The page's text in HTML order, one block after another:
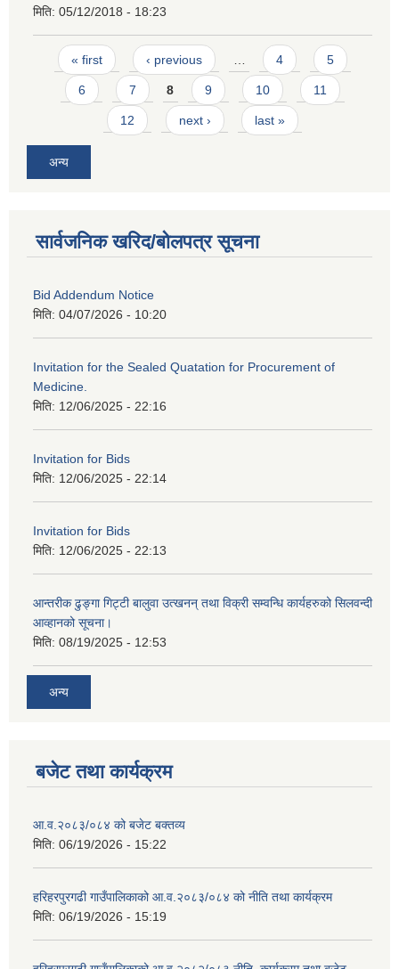
मिति: 05/12/2018 - 18:23
Pages
« first ‹ previous … 4 5
6 7 8 9 10 11
12 next › last »
अन्य
सार्वजनिक खरिद/बोलपत्र सूचना
Bid Addendum Notice
मिति: 04/07/2026 - 10:20
Invitation for the Sealed Quatation for Procurement of
Medicine.
मिति: 12/06/2025 - 22:16
Invitation for Bids
मिति: 12/06/2025 - 22:14
Invitation for Bids
मिति: 12/06/2025 - 22:13
आन्तरीक ढुङ्गा गिट्टी बालुवा उत्खनन् तथा विक्री सम्वन्धि कार्यहरुको सिलवन्दी
आव्हानको सूचना।
मिति: 08/19/2025 - 12:53
अन्य
बजेट तथा कार्यक्रम
आ.व.२०८३/०८४ को बजेट बक्तव्य
मिति: 06/19/2026 - 15:22
हरिहरपुरगढी गाउँपालिकाको आ.व.२०८३/०८४ को नीति तथा कार्यक्रम
मिति: 06/19/2026 - 15:19